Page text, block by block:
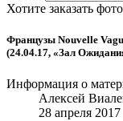
Хотите заказать
Французы Nouvelle
(24.04.17, «Зал
Информация о
Алексей
28 апреля 2017